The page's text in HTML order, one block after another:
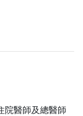
院醫師及總醫師